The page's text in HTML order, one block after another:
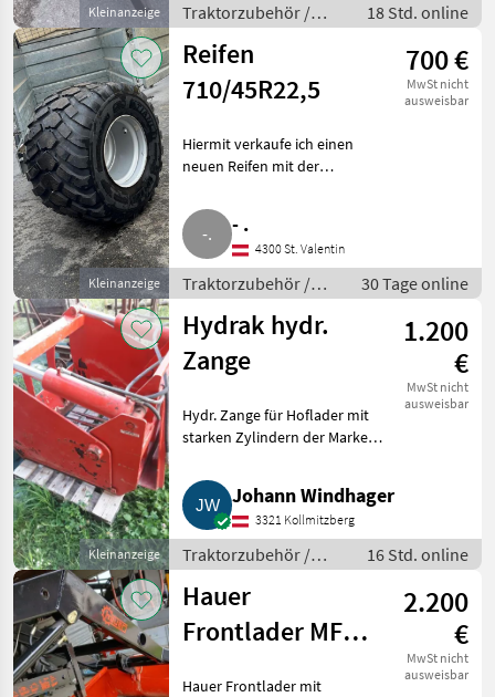
Kleinanzeige
Traktorzubehör /
Schneepflüge
18 Std. online
Kleinanzeige
Reifen
710/45R22,5
700 €
MwSt nicht
ausweisbar
Hiermit verkaufe ich einen
neuen Reifen mit der
Traktorzubehör Sonstiges
Traktorzubehör
- .
4300 St. Valentin
Traktorzubehör /
Sonstiges
Traktorzubehör
30 Tage online
Kleinanzeige
Hydrak hydr.
Zange
1.200
€
MwSt nicht
ausweisbar
Hydr. Zange für Hoflader mit
starken Zylindern der Marke
Betriebsauflösung zu
verkaufen, einsatzbereit.
Traktorzubehör Sonstiges
Traktorzub
Johann Windhager
3321 Kollmitzberg
Traktorzubehör /
Sonstiges
Traktorzubehör
16 Std. online
Hauer
Frontlader MF
2.200
€
MwSt nicht
ausweisbar
Hauer Frontlader mit